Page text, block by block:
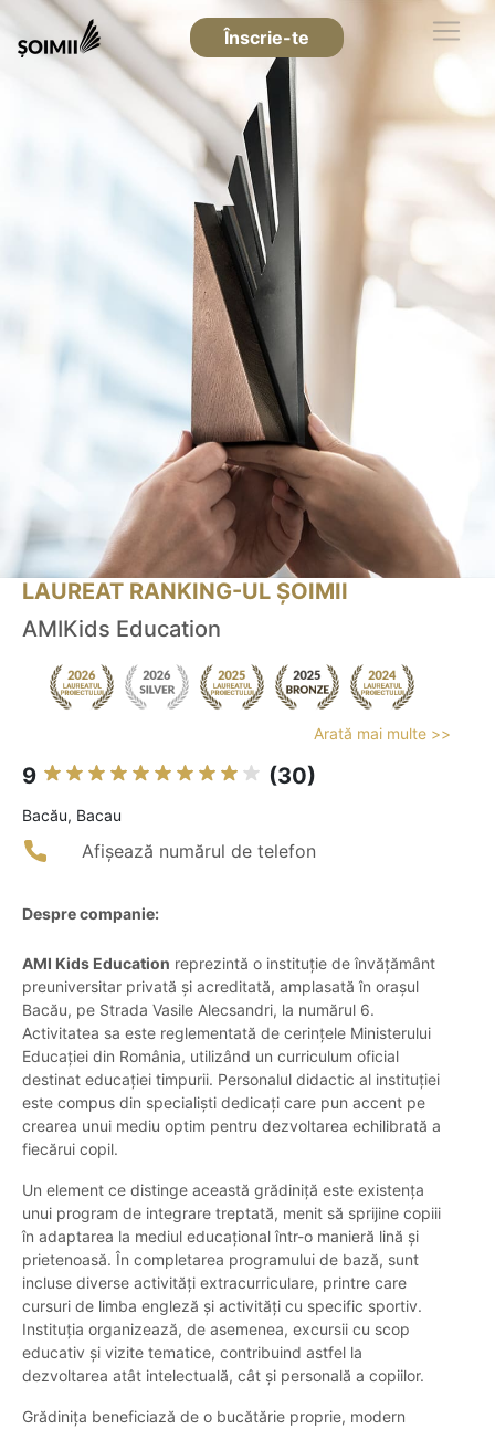
Înscrie-te
LAUREAT RANKING-UL ȘOIMII
AMIKids Education
Arată mai multe >>
9 (30)
Bacău, Bacau
Afișează numărul de telefon
Despre companie:
AMI Kids Education reprezintă o instituție de învățământ
preuniversitar privată și acreditată, amplasată în orașul
Bacău, pe Strada Vasile Alecsandri, la numărul 6.
Activitatea sa este reglementată de cerințele Ministerului
Educației din România, utilizând un curriculum oficial
destinat educației timpurii. Personalul didactic al instituției
este compus din specialiști dedicați care pun accent pe
crearea unui mediu optim pentru dezvoltarea echilibrată a
fiecărui copil.
Un element ce distinge această grădiniță este existența
unui program de integrare treptată, menit să sprijine copiii
în adaptarea la mediul educațional într-o manieră lină și
prietenoasă. În completarea programului de bază, sunt
incluse diverse activități extracurriculare, printre care
cursuri de limba engleză și activități cu specific sportiv.
Instituția organizează, de asemenea, excursii cu scop
educativ și vizite tematice, contribuind astfel la
dezvoltarea atât intelectuală, cât și personală a copiilor.
Grădinița beneficiază de o bucătărie proprie, modern